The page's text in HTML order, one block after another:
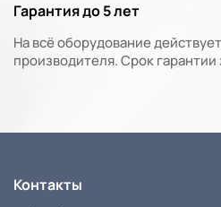
Гарантия до 5 лет
На всё оборудование
производителя. Срок гарантии
Контакты